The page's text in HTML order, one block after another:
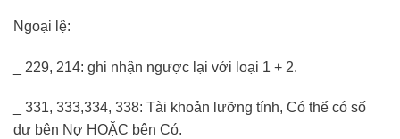
Ngoại lệ:
_ 229, 214: ghi nhận ngược lại với loại 1 + 2.
_ 331, 333,334, 338: Tài khoản lưỡng tính, Có thể có số
dư bên Nợ HOẶC bên Có.